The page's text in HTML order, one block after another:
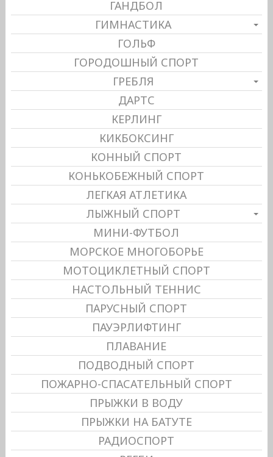
ГАНДБОЛ
ГИМНАСТИКА
ГОЛЬФ
ГОРОДОШНЫЙ СПОРТ
ГРЕБЛЯ
ДАРТС
КЕРЛИНГ
КИКБОКСИНГ
КОННЫЙ СПОРТ
КОНЬКОБЕЖНЫЙ СПОРТ
ЛЕГКАЯ АТЛЕТИКА
ЛЫЖНЫЙ СПОРТ
МИНИ-ФУТБОЛ
МОРСКОЕ МНОГОБОРЬЕ
МОТОЦИКЛЕТНЫЙ СПОРТ
НАСТОЛЬНЫЙ ТЕННИС
ПАРУСНЫЙ СПОРТ
ПАУЭРЛИФТИНГ
ПЛАВАНИЕ
ПОДВОДНЫЙ СПОРТ
ПОЖАРНО-СПАСАТЕЛЬНЫЙ СПОРТ
ПРЫЖКИ В ВОДУ
ПРЫЖКИ НА БАТУТЕ
РАДИОСПОРТ